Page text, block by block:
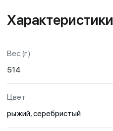
Характеристики
Вес (г)
514
Цвет
рыжий, серебристый